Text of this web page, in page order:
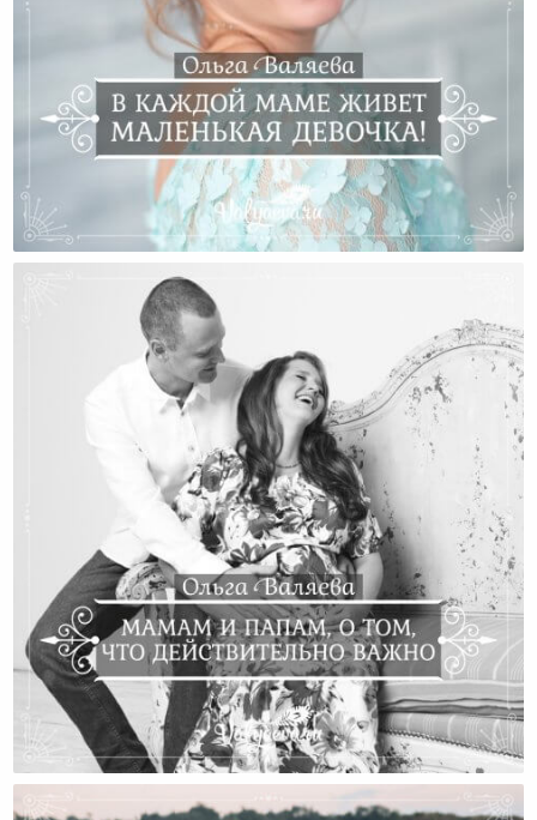
В Каждой Маме Живет Маленькая Девочка!
Мамам И Папам, О Том, Что Действительно Важно